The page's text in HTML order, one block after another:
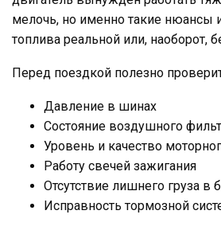
мелочь, но именно такие
топлива реальной или, наоборот,
Перед поездкой полезно
Давление в шинах
Состояние воздушного
Уровень и качество
Работу свечей зажигания
Отсутствие лишнего груза в
Исправность тормозной